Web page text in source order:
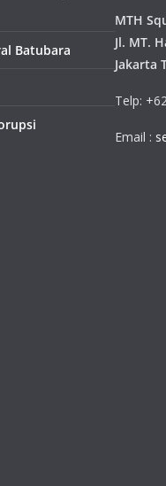
Batubara
MTH
Jl. MT.
Jakarta
Telp:
Email :